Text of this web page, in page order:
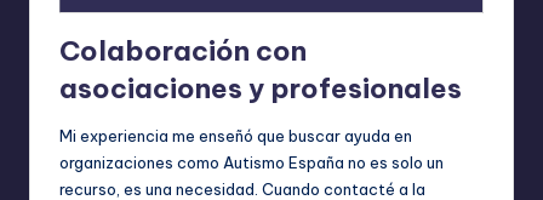
Colaboración con
asociaciones y profesionales
Mi experiencia me enseñó que buscar ayuda en
organizaciones como Autismo España no es solo un
recurso, es una necesidad. Cuando contacté a la